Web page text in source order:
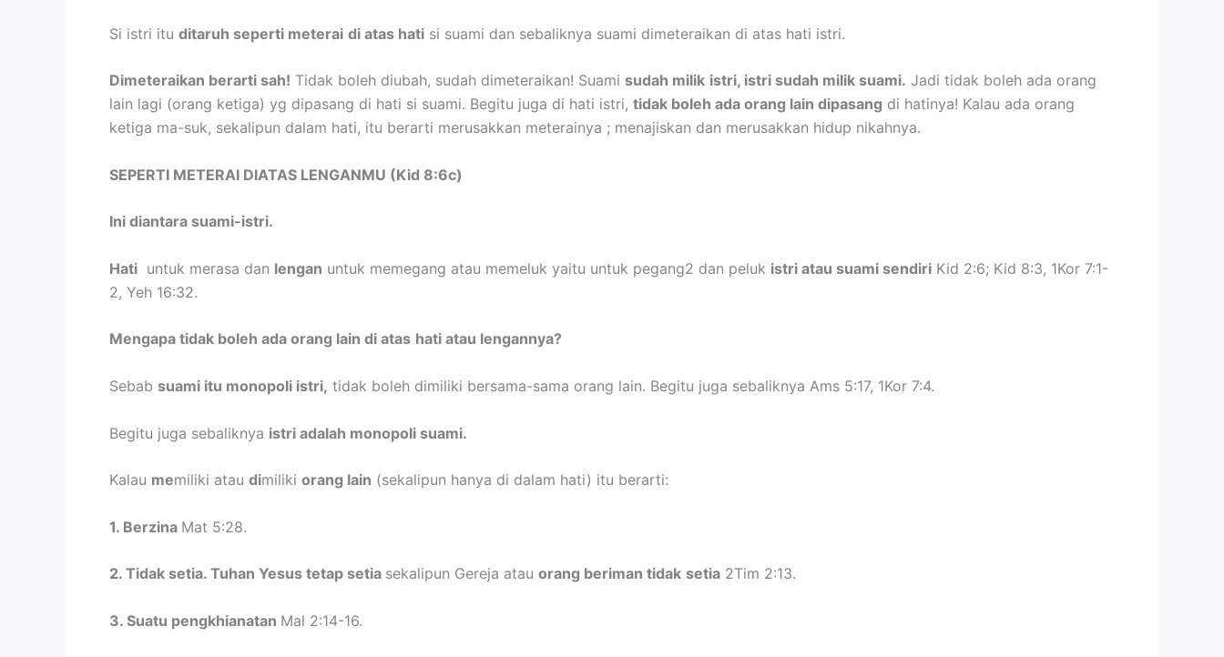
Si istri itu ditaruh seperti meterai di atas hati si suami dan sebaliknya suami dimeteraikan di atas hati istri.
Dimeteraikan berarti sah! Tidak boleh diubah, sudah dimeteraikan! Suami sudah milik istri, istri sudah milik suami. Jadi tidak boleh ada orang
lain lagi (orang ketiga) yg dipasang di hati si suami. Begitu juga di hati istri, tidak boleh ada orang lain dipasang di hatinya! Kalau ada orang
ketiga ma-suk, sekalipun dalam hati, itu berarti merusakkan meterainya ; menajiskan dan merusakkan hidup nikahnya.
SEPERTI METERAI DIATAS LENGANMU (Kid 8:6c)
Ini diantara suami-istri.
Hati untuk merasa dan lengan untuk memegang atau memeluk yaitu untuk pegang2 dan peluk istri atau suami sendiri Kid 2:6; Kid 8:3, 1Kor 7:1-
2, Yeh 16:32.
Mengapa tidak boleh ada orang lain di atas hati atau lengannya?
Sebab suami itu monopoli istri, tidak boleh dimiliki bersama-sama orang lain. Begitu juga sebaliknya Ams 5:17, 1Kor 7:4.
Begitu juga sebaliknya istri adalah monopoli suami.
Kalau memiliki atau dimiliki orang lain (sekalipun hanya di dalam hati) itu berarti:
1. Berzina Mat 5:28.
2. Tidak setia. Tuhan Yesus tetap setia sekalipun Gereja atau orang beriman tidak setia 2Tim 2:13.
3. Suatu pengkhianatan Mal 2:14-16.